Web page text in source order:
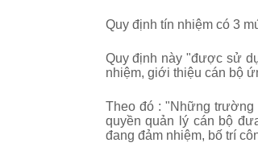
Quy định tín nhiệm có 3
Quy định này "được sử
nhiệm, giới thiệu cán bộ
Theo đó : "Những
quyền quản lý cán bộ
đang đảm nhiệm, bố trí